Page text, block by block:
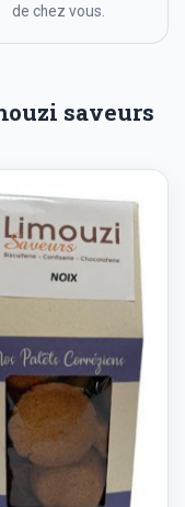
de chez vous.
saveurs